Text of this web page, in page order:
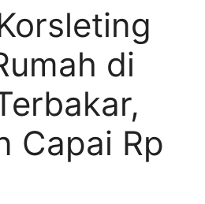
di
Capai Rp